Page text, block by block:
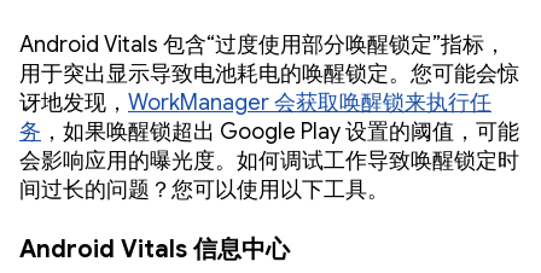
Android Vitals 包含“过度使用部分唤醒锁定”指标，
用于突出显示导致电池耗电的唤醒锁定。您可能会惊
讶地发现， WorkManager 会获取唤醒锁来执行任
务 ，如果唤醒锁超出 Google Play 设置的阈值，可能
会影响应用的曝光度。如何调试工作导致唤醒锁定时
间过长的问题？您可以使用以下工具。
Android Vitals 信息中心